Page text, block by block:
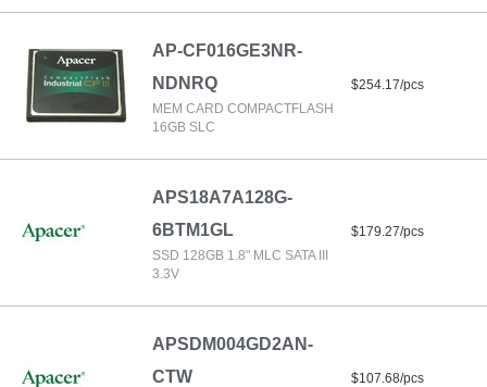
AP-CF016GE3NR-
NDNRQ
MEM CARD COMPACTFLASH
16GB SLC
$254.17/pcs
APS18A7A128G-
6BTM1GL
SSD 128GB 1.8" MLC SATA III
3.3V
$179.27/pcs
APSDM004GD2AN-
CTW
$107.68/pcs